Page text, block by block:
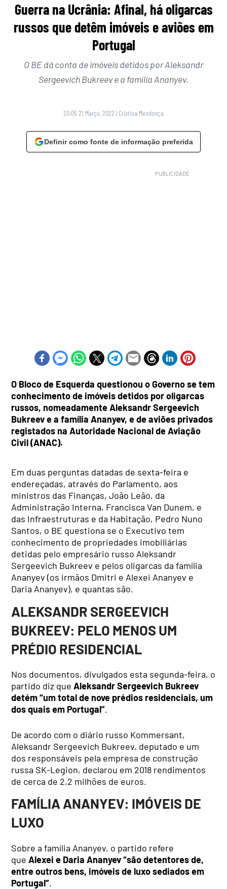
Guerra na Ucrânia: Afinal, há oligarcas
russos que detêm imóveis e aviões em
Portugal
O BE dá conta de imóveis detidos por Aleksandr
Sergeevich Bukreev e a família Ananyev.
20:05 21 Março, 2022 | Cristina Mendonça
Definir como fonte de informação preferida
O Bloco de Esquerda questionou o Governo se tem
conhecimento de imóveis detidos por oligarcas
russos, nomeadamente Aleksandr Sergeevich
Bukreev e a família Ananyev, e de aviões privados
registados na Autoridade Nacional de Aviação
Civil (ANAC).
Em duas perguntas datadas de sexta-feira e
endereçadas, através do Parlamento, aos
ministros das Finanças, João Leão, da
Administração Interna, Francisca Van Dunem, e
das Infraestruturas e da Habitação, Pedro Nuno
Santos, o BE questiona se o Executivo tem
conhecimento de propriedades imobiliárias
detidas pelo empresário russo Aleksandr
Sergeevich Bukreev e pelos oligarcas da família
Ananyev (os irmãos Dmitri e Alexei Ananyev e
Daria Ananyev), e quantas são.
ALEKSANDR SERGEEVICH
BUKREEV: PELO MENOS UM
PRÉDIO RESIDENCIAL
Nos documentos, divulgados esta segunda-feira, o
partido diz queAleksandr Sergeevich Bukreev
detém “um total de nove prédios residenciais, um
dos quais em Portugal”.
De acordo com o diário russo Kommersant,
Aleksandr Sergeevich Bukreev, deputado e um
dos responsáveis pela empresa de construção
russa SK-Legion, declarou em 2018 rendimentos
de cerca de 2,2 milhões de euros.
FAMÍLIA ANANYEV: IMÓVEIS DE
LUXO
Sobre a família Ananyev, o partido refere
queAlexei e Daria Ananyev “são detentores de,
entre outros bens, imóveis de luxo sediados em
Portugal”.